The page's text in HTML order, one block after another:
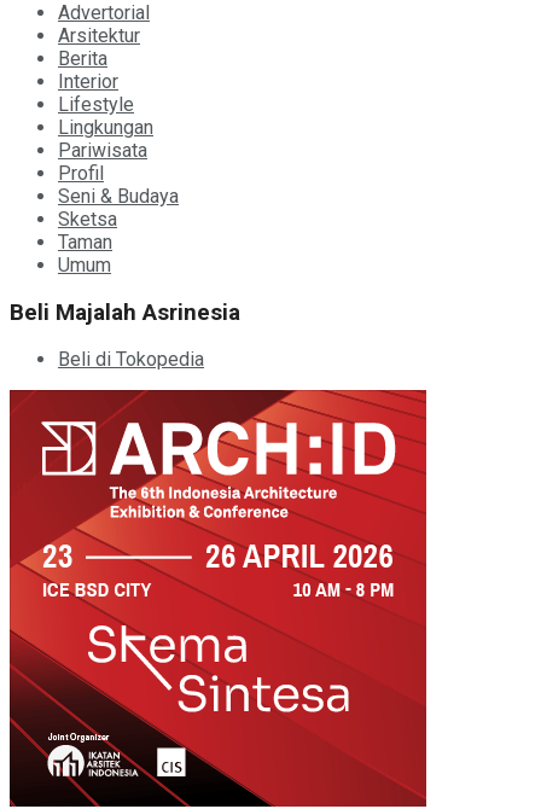
Advertorial
Arsitektur
Berita
Interior
Lifestyle
Lingkungan
Pariwisata
Profil
Seni & Budaya
Sketsa
Taman
Umum
Beli Majalah Asrinesia
Beli di Tokopedia